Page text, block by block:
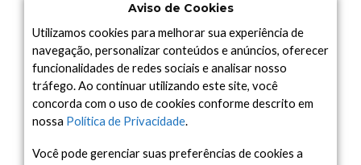
UNIVERSO
VÍDEO
Arquivo
Arquivo
Aviso de Cookies
Utilizamos cookies para melhorar sua experiência de
navegação, personalizar conteúdos e anúncios, oferecer
funcionalidades de redes sociais e analisar nosso
tráfego. Ao continuar utilizando este site, você
concorda com o uso de cookies conforme descrito em
nossa Política de Privacidade.
Você pode gerenciar suas preferências de cookies a